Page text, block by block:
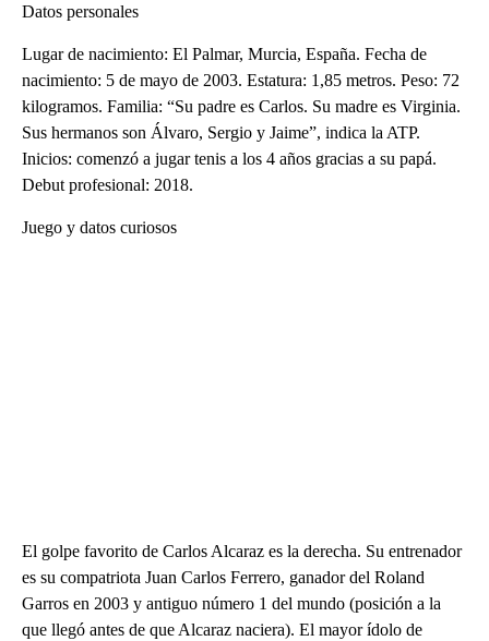
Datos personales
Lugar de nacimiento: El Palmar, Murcia, España. Fecha de
nacimiento: 5 de mayo de 2003. Estatura: 1,85 metros. Peso: 72
kilogramos. Familia: “Su padre es Carlos. Su madre es Virginia.
Sus hermanos son Álvaro, Sergio y Jaime”, indica la ATP.
Inicios: comenzó a jugar tenis a los 4 años gracias a su papá.
Debut profesional: 2018.
Juego y datos curiosos
El golpe favorito de Carlos Alcaraz es la derecha. Su entrenador
es su compatriota Juan Carlos Ferrero, ganador del Roland
Garros en 2003 y antiguo número 1 del mundo (posición a la
que llegó antes de que Alcaraz naciera). El mayor ídolo de